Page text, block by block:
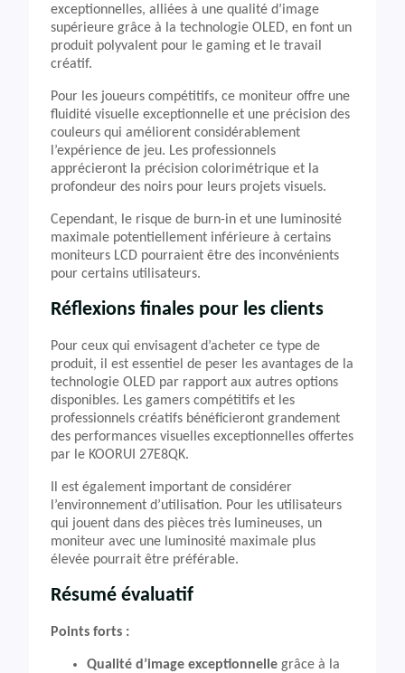
exceptionnelles, alliées à une qualité d’image
supérieure grâce à la technologie OLED, en font un
produit polyvalent pour le gaming et le travail
créatif.
Pour les joueurs compétitifs, ce moniteur offre une
fluidité visuelle exceptionnelle et une précision des
couleurs qui améliorent considérablement
l’expérience de jeu. Les professionnels
apprécieront la précision colorimétrique et la
profondeur des noirs pour leurs projets visuels.
Cependant, le risque de burn-in et une luminosité
maximale potentiellement inférieure à certains
moniteurs LCD pourraient être des inconvénients
pour certains utilisateurs.
Réflexions finales pour les clients
Pour ceux qui envisagent d’acheter ce type de
produit, il est essentiel de peser les avantages de la
technologie OLED par rapport aux autres options
disponibles. Les gamers compétitifs et les
professionnels créatifs bénéficieront grandement
des performances visuelles exceptionnelles offertes
par le KOORUI 27E8QK.
Il est également important de considérer
l’environnement d’utilisation. Pour les utilisateurs
qui jouent dans des pièces très lumineuses, un
moniteur avec une luminosité maximale plus
élevée pourrait être préférable.
Résumé évaluatif
Points forts :
Qualité d’image exceptionnelle grâce à la